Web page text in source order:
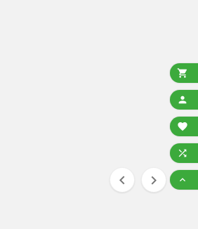
 




